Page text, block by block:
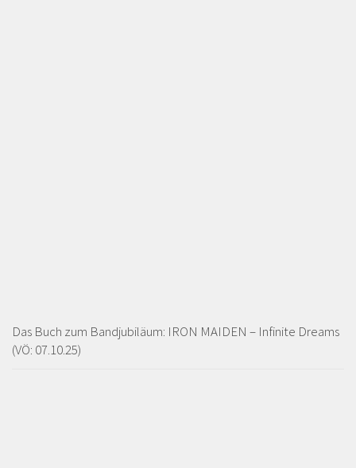
Das Buch zum Bandjubiläum: IRON MAIDEN – Infinite Dreams
(VÖ: 07.10.25)